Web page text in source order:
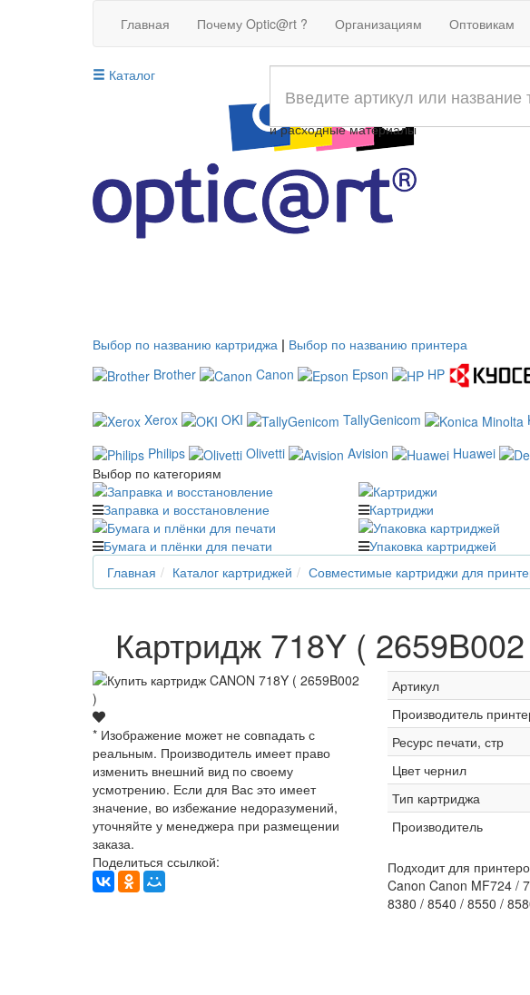
Главная Почему Optic@rt ? Организациям Оптовикам
Каталог
Совместимые картриджи
и расходные материалы
Выбор по названию картриджа | Выбор по названию принтера
Brother
Canon Epson HP
Xerox OKI TallyGenicom
Philips
Olivetti Avision Huawei
Выбор по категориям
Заправка и восстановление
Картриджи
Бумага и плёнки для печати
Упаковка картриджей
Главная
Каталог картриджей Совместимые картриджи для
Картридж 718Y (
* Изображение может не совпадать с
реальным. Производитель имеет право
изменить внешний вид по своему
усмотрению. Если для Вас это имеет
значение, во избежание недоразумений,
уточняйте у менеджера при размещении
заказа.
Поделиться ссылкой:
Артикул
Производитель
Ресурс печати, стр
Цвет чернил
Тип картриджа
Производитель
Подходит для
Canon Canon MF724 /
8380 / 8540 / 8550 /